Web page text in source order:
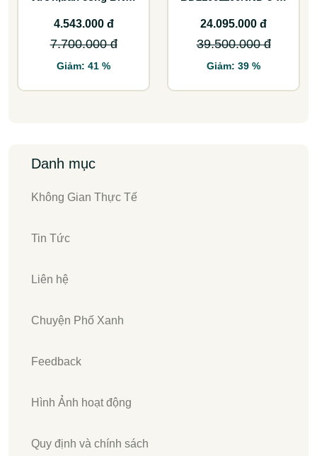
4.543.000 đ
7.700.000 đ
Giảm: 41 %
cho không gian lớn
24.095.000 đ
39.500.000 đ
Giảm: 39 %
Danh mục
Không Gian Thực Tế
Tin Tức
Liên hệ
Chuyện Phố Xanh
Feedback
Hình Ảnh hoạt động
Quy định và chính sách